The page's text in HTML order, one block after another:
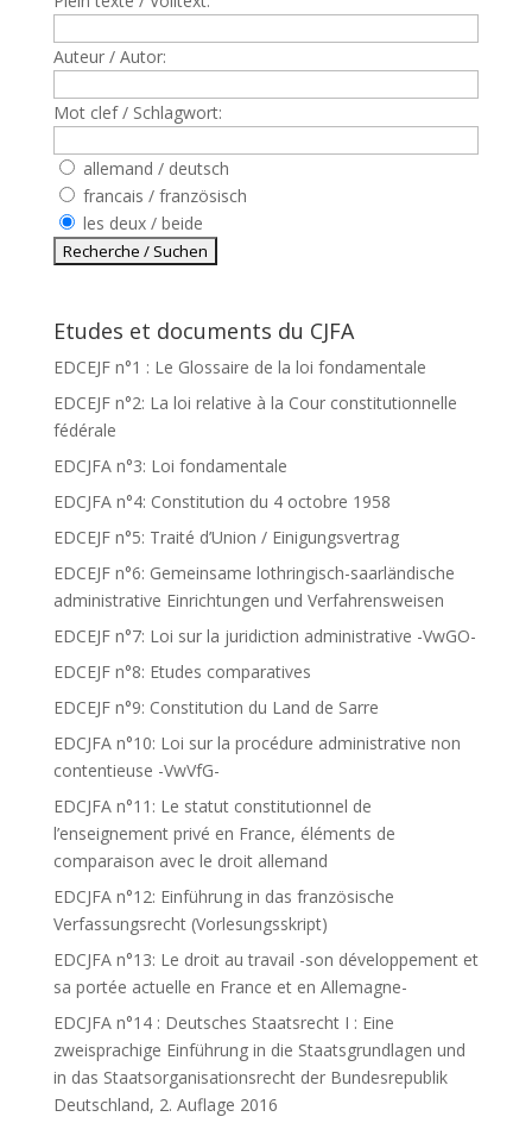
Auteur / Autor:
Mot clef / Schlagwort:
allemand / deutsch
francais / französisch
les deux / beide
Etudes et documents du CJFA
EDCEJF n°1 : Le Glossaire de la loi fondamentale
EDCEJF n°2: La loi relative à la Cour constitutionnelle
fédérale
EDCJFA n°3: Loi fondamentale
EDCJFA n°4: Constitution du 4 octobre 1958
EDCEJF n°5: Traité d’Union / Einigungsvertrag
EDCEJF n°6: Gemeinsame lothringisch-saarländische
administrative Einrichtungen und Verfahrensweisen
EDCEJF n°7: Loi sur la juridiction administrative -VwGO-
EDCEJF n°8: Etudes comparatives
EDCEJF n°9: Constitution du Land de Sarre
EDCJFA n°10: Loi sur la procédure administrative non
contentieuse -VwVfG-
EDCJFA n°11: Le statut constitutionnel de
l’enseignement privé en France, éléments de
comparaison avec le droit allemand
EDCJFA n°12: Einführung in das französische
Verfassungsrecht (Vorlesungsskript)
EDCJFA n°13: Le droit au travail -son développement et
sa portée actuelle en France et en Allemagne-
EDCJFA n°14 : Deutsches Staatsrecht I : Eine
zweisprachige Einführung in die Staatsgrundlagen und
in das Staatsorganisationsrecht der Bundesrepublik
Deutschland, 2. Auflage 2016